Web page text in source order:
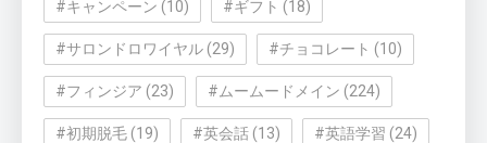
#キャンペーン (10) #ギフト (18)
#サロンドロワイヤル (29) #チョコレート (10)
#フィンジア (23) #ムームードメイン (224)
#初期脱毛 (19) #英会話 (13) #英語学習 (24)